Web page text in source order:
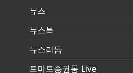
뉴스
뉴스북
뉴스리듬
토마토증권통 Live